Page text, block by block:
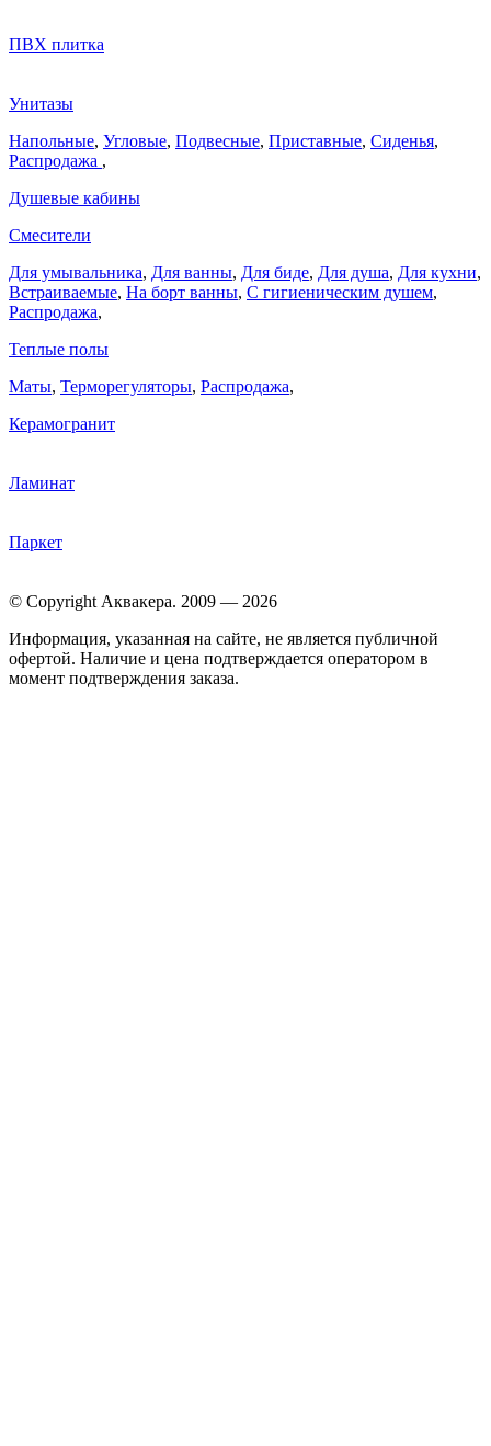
ПВХ плитка
Унитазы
Напольные, Угловые, Подвесные, Приставные, Сиденья,
Распродажа ,
Душевые кабины
Смесители
Для умывальника, Для ванны, Для биде, Для душа, Для кухни,
Встраиваемые, На борт ванны, C гигиеническим душем,
Распродажа,
Теплые полы
Маты, Терморегуляторы, Распродажа,
Керамогранит
Ламинат
Паркет
© Copyright Аквакера. 2009 — 2026
Информация, указанная на сайте, не является публичной
офертой. Наличие и цена подтверждается оператором в
момент подтверждения заказа.